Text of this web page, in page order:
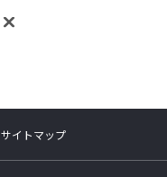
サイトマップ